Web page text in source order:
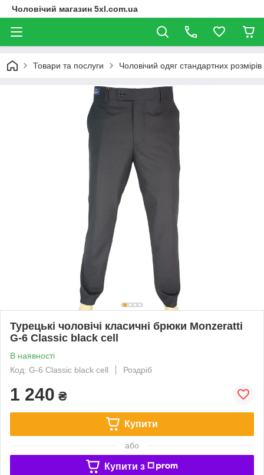
Чоловічий магазин 5xl.com.ua
Товари та послуги Чоловічий одяг стандартних розмірів
Турецькі чоловічі класичні брюки Monzeratti
G-6 Classic black cell
В наявності
Код: G-6 Classic black cell
Роздріб
1 240 ₴
Купити
або
Купити з